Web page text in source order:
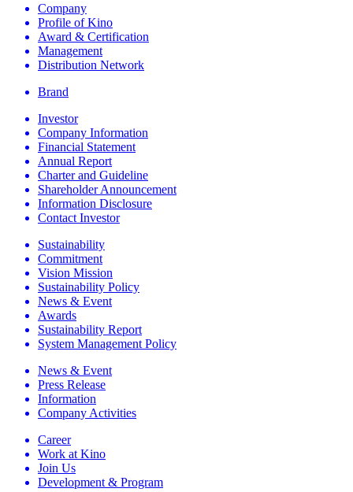
Company
Profile of Kino
Award & Certification
Management
Distribution Network
Brand
Investor
Company Information
Financial Statement
Annual Report
Charter and Guideline
Shareholder Announcement
Information Disclosure
Contact Investor
Sustainability
Commitment
Vision Mission
Sustainability Policy
News & Event
Awards
Sustainability Report
System Management Policy
News & Event
Press Release
Information
Company Activities
Career
Work at Kino
Join Us
Development & Program